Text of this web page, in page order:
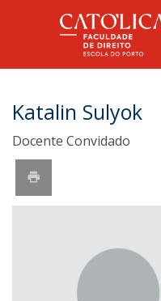
Katalin Sulyok
Docente Convidado